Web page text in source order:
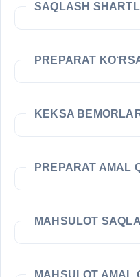
SAQLASH
PREPARAT
KEKSA
PREPARAT AMAL
MAHSULOT
MAHSULOT AMAL